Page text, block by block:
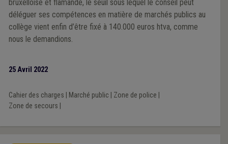
bruxelloise et flamande, le seuil sous lequel le conseil peut
déléguer ses compétences en matière de marchés publics au
collège vient enfin d’être fixé à 140.000 euros htva, comme
nous le demandions.
25 Avril 2022
Cahier des charges Marché public Zone de police
Zone de secours